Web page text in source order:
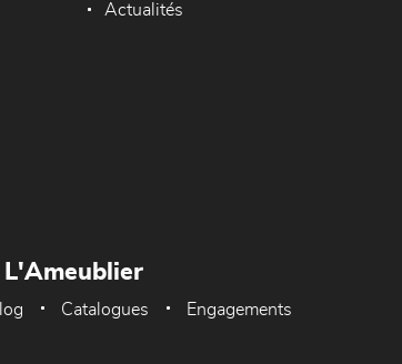
Actualités
L'Ameublier
Catalogues Engagements